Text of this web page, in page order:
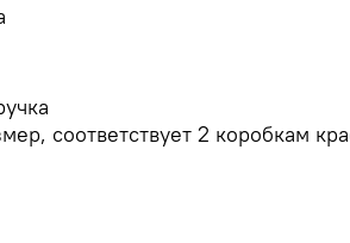
соответствует 2 коробкам